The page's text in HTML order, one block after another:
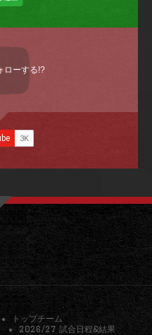
ローする!?
トップチーム
2026/27 試合日程&結果